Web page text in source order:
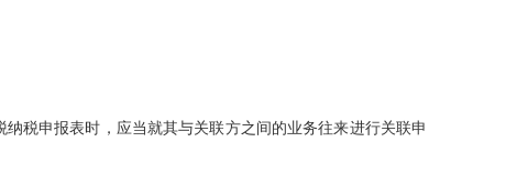
税申报表时，应当就其与关联方之间的业务往来进行关联申